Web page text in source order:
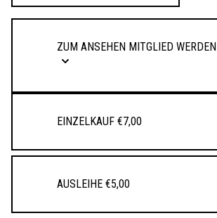
ZUM ANSEHEN MITGLIED WERDEN
Einzelkauf €7,00
Ausleihe €5,00